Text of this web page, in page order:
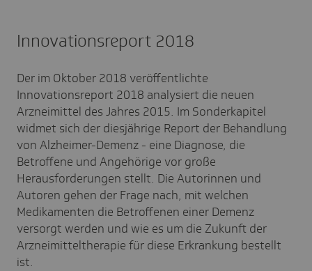
Innovationsreport 2018
Der im Oktober 2018 veröffentlichte
Innovationsreport 2018 analysiert die neuen
Arzneimittel des Jahres 2015. Im Sonderkapitel
widmet sich der diesjährige Report der Behandlung
von Alzheimer-Demenz - eine Diagnose, die
Betroffene und Angehörige vor große
Herausforderungen stellt. Die Autorinnen und
Autoren gehen der Frage nach, mit welchen
Medikamenten die Betroffenen einer Demenz
versorgt werden und wie es um die Zukunft der
Arzneimitteltherapie für diese Erkrankung bestellt
ist.